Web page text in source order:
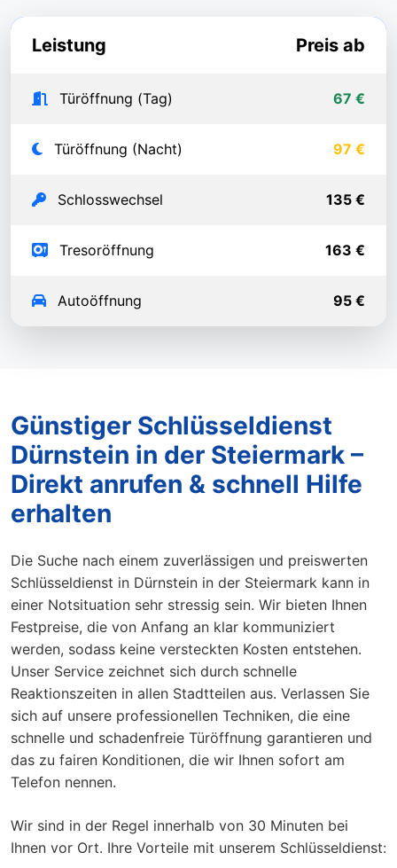
Leistung Preis ab
Türöffnung (Tag) 67 €
Türöffnung (Nacht) 97 €
Schlosswechsel 135 €
Tresoröffnung 163 €
Autoöffnung 95 €
Günstiger Schlüsseldienst
Dürnstein in der Steiermark –
Direkt anrufen & schnell Hilfe
erhalten
Die Suche nach einem zuverlässigen und preiswerten
Schlüsseldienst in Dürnstein in der Steiermark kann in
einer Notsituation sehr stressig sein. Wir bieten Ihnen
Festpreise, die von Anfang an klar kommuniziert
werden, sodass keine versteckten Kosten entstehen.
Unser Service zeichnet sich durch schnelle
Reaktionszeiten in allen Stadtteilen aus. Verlassen Sie
sich auf unsere professionellen Techniken, die eine
schnelle und schadenfreie Türöffnung garantieren und
das zu fairen Konditionen, die wir Ihnen sofort am
Telefon nennen.
Wir sind in der Regel innerhalb von 30 Minuten bei
Ihnen vor Ort. Ihre Vorteile mit unserem Schlüsseldienst: